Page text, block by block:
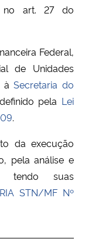
no art. 27 do
Federal,
de Unidades
àSecretaria do
pela Lei
.
da execução
pela análise e
tendo suas
STN/MF Nº